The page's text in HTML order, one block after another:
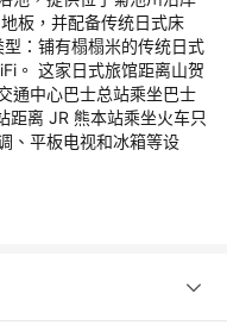
板，并配备传统日式床
：铺有榻榻米的传统日式
。 这家日式旅馆距离山贺
通中心巴士总站乘坐巴士
距离 JR 熊本站乘坐火车只
、平板电视和冰箱等设